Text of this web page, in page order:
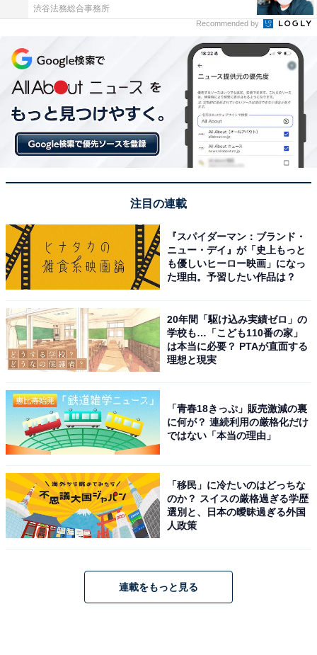
男性／新潟県）、「児島の町並みから瀬戸内海までの眺
めが楽しめ、そして道が下り始めると正面に瀬戸大橋が
見えてくる景色抜群のコースで、夏のドライブには最適
だと思うから」（60代男性／愛知県）などのコメントが
寄せられました。
※回答者からのコメントは原文ママです
この記事の筆者：福島 ゆき プロフィール
心に、オールジャンルで執筆中のライター。時々、店舗
取材などのリポート記事も担当。All AboutおよびAll
About ニュースでのライター歴は6年。
夏に行きたい「山口県の絶景ドライブスポッ
渋谷法務総合事務所
Recommended by
注目の連載
『スパイダーマン：ブランド・
ニュー・デイ』が「史上もっと
も優しいヒーロー映画」になっ
た理由。予習したい作品は？
20年間「駆け込み実績ゼロ」の
学校も…「こども110番の家」
は本当に必要？ PTAが直面する
理想と現実
「青春18きっぷ」販売激減の裏
に何が？ 連続利用の厳格化だけ
ではない「本当の理由」
「移民」に冷たいのはどっちな
のか？ スイスの厳格過ぎる学歴
選別と、日本の曖昧過ぎる外国
人政策
連載をもっと見る